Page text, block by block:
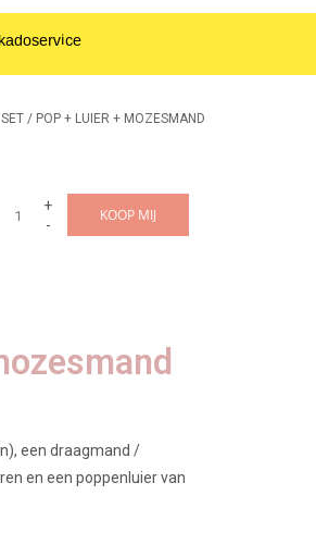
/ POP + LUIER + MOZESMAND
+
-
KOOP MIJ
een draagmand /
en een poppenluier van